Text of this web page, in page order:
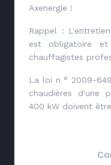
Axenergie !
Rappel :
est obligatoire
chauffagistes
La loi n ° 2009-
chaudières d'une
400 kW doivent